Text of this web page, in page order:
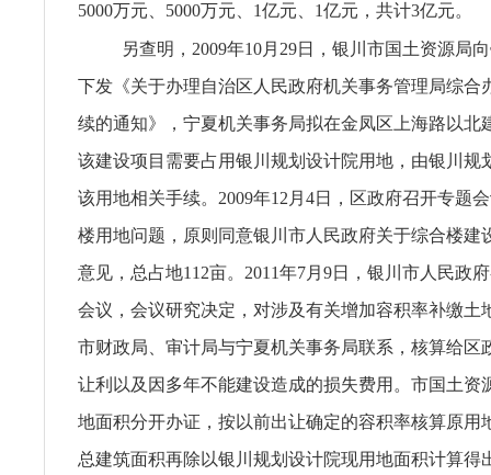
5000万元、5000万元、1亿元、1亿元，共计3亿元。
另查明，2009年10月29日，银川市国土资源局
下发《关于办理自治区人民政府机关事务管理局综合
续的通知》，宁夏机关事务局拟在金凤区上海路以北
该建设项目需要占用银川规划设计院用地，由银川规
该用地相关手续。2009年12月4日，区政府召开专题
楼用地问题，原则同意银川市人民政府关于综合楼建
意见，总占地112亩。2011年7月9日，银川市人民政
会议，会议研究决定，对涉及有关增加容积率补缴土
市财政局、审计局与宁夏机关事务局联系，核算给区
让利以及因多年不能建设造成的损失费用。市国土资
地面积分开办证，按以前出让确定的容积率核算原用
总建筑面积再除以银川规划设计院现用地面积计算得